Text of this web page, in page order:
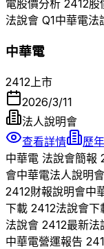
電股價分析 2412股
法說會 Q1中華電法
中華電
2412 上市
2026/3/11
法人說明會
查看詳情
歷
中華電 法說會簡報
會中華電法人說明會
2412財報說明會中
下載 2412法說會下
法說會 2412最新法
中華電營運報告